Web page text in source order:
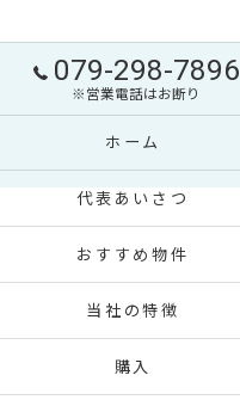
079-298-7896
※営業電話はお断り
ホーム
代表あいさつ
おすすめ物件
当社の特徴
購入